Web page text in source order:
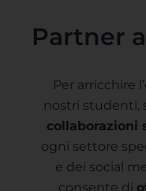
Partner
Per arricchire
nostri studenti,
collaborazioni
ogni settore
e dei social
consente di